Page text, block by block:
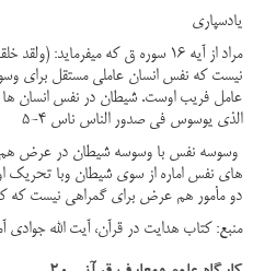
یادسپاری
مراد از آیه 16 سوره ق که میفرماید:
نیست که نفس انسان عاملی مستقل برای
عامل فریب اوست. شیطان در نفس انسان
الذی یوسوس فی صدور الناس ناس 4-5
وسوسه نفس با وسوسه شیطان در عرض هم
های نفس اماره از سوی شیطان وبا تحریک
دو مأمور هم عرض برای گمراهی نیست که
منبع: کتاب هدایت در قرآن، آیت الله جوادی آملی،